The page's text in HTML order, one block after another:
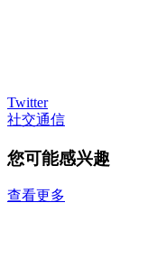
Twitter
社交通信
您可能感兴趣
查看更多